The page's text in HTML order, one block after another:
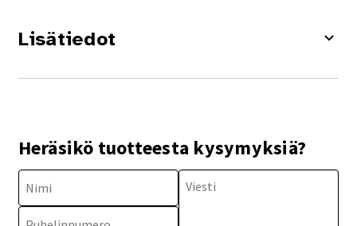
Lisätiedot
Heräsikö tuotteesta kysymyksiä?